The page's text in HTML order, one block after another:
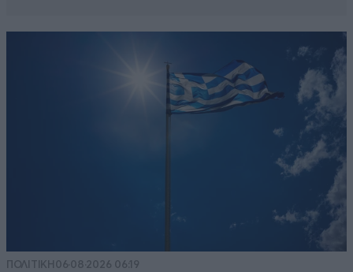
ΠΟΛΙΤΙΚΗ 06·08·2026 06:19